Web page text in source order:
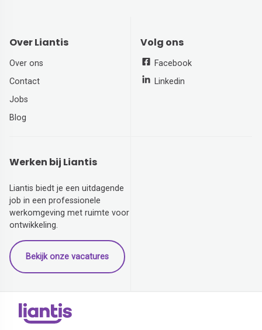
Over Liantis
Over ons
Contact
Jobs
Blog
Volg ons
Facebook
Linkedin
Werken bij Liantis
Liantis biedt je een uitdagende
job in een professionele
werkomgeving met ruimte voor
ontwikkeling.
Bekijk onze vacatures